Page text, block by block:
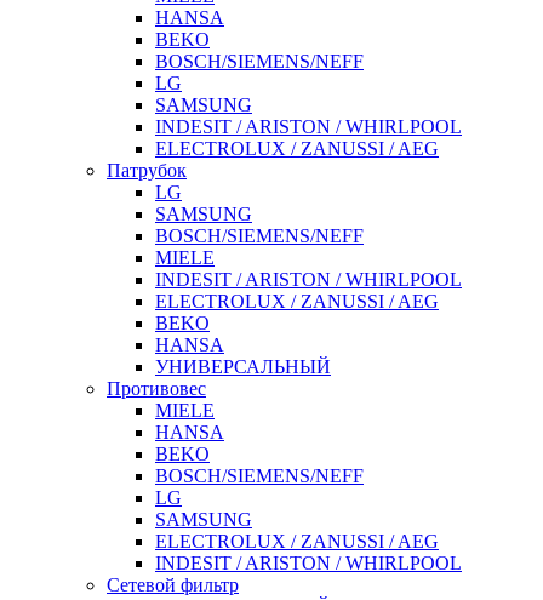
HANSA
BEKO
BOSCH/SIEMENS/NEFF
LG
SAMSUNG
INDESIT / ARISTON / WHIRLPOOL
ELECTROLUX / ZANUSSI / AEG
Патрубок
LG
SAMSUNG
BOSCH/SIEMENS/NEFF
MIELE
INDESIT / ARISTON / WHIRLPOOL
ELECTROLUX / ZANUSSI / AEG
BEKO
HANSA
УНИВЕРСАЛЬНЫЙ
Противовес
MIELE
HANSA
BEKO
BOSCH/SIEMENS/NEFF
LG
SAMSUNG
ELECTROLUX / ZANUSSI / AEG
INDESIT / ARISTON / WHIRLPOOL
Сетевой фильтр